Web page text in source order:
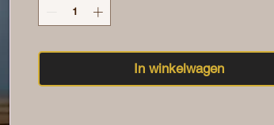
In winkelwagen